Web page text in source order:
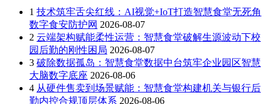
1 技术筑牢舌尖红线：AI视觉+IoT打造智慧食堂无死角
数字食安防护网 2026-08-07
2 云端架构赋能柔性运营：智慧食堂破解生源波动下校
园后勤的刚性困局 2026-08-07
3 破除数据孤岛：智慧食堂数据中台筑牢企业园区智慧
大脑数字底座 2026-08-06
4 从硬件售卖到场景赋能：智慧食堂构建机关与银行后
勤内控合规顶层体系 2026-08-06